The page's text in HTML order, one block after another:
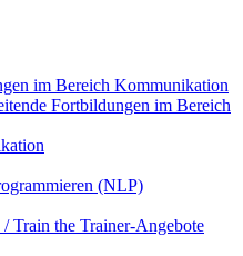
im Bereich Kommunikation
Fortbildungen im Bereich
(NLP)
Train the Trainer-Angebote